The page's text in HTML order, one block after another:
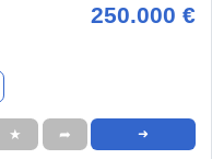
250.000 €
★ ➦ ➜